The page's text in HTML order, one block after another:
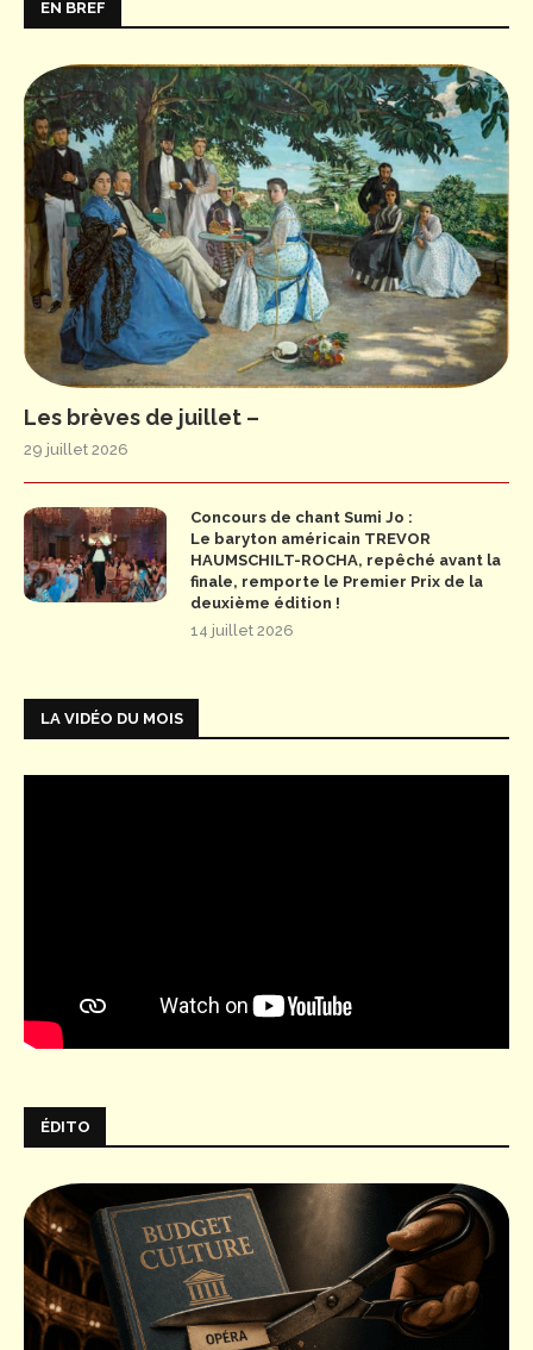
EN BREF
Les brèves de juillet –
29 juillet 2026
Concours de chant Sumi Jo :
Le baryton américain TREVOR
HAUMSCHILT-ROCHA, repêché avant la
finale, remporte le Premier Prix de la
deuxième édition !
14 juillet 2026
LA VIDÉO DU MOIS
ÉDITO